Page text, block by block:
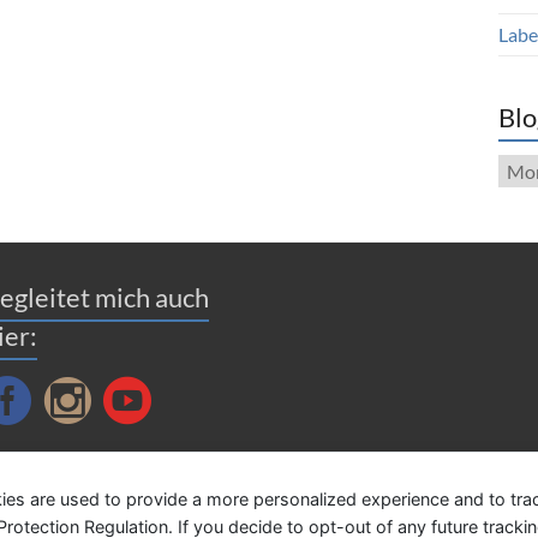
Blog
mich auch
are used to provide a more personalized experience and to
Regulation. If you decide to opt-out of any future